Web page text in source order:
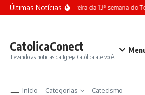
Ir para o conteúdo
Últimas NotíciasTerça-feira da 13ª semana do
CatolicaConect
Levando as noticias da Igreja Católica ate você.
Inicio Categorias
Catecismo